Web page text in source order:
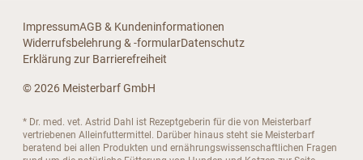
ImpressumAGB & Kundeninformationen
Widerrufsbelehrung & -formularDatenschutz
Erklärung zur Barrierefreiheit
© 2026 Meisterbarf GmbH
* Dr. med. vet. Astrid Dahl ist Rezeptgeberin für die von Meisterbarf
vertriebenen Alleinfuttermittel. Darüber hinaus steht sie Meisterbarf
beratend bei allen Produkten und ernährungswissenschaftlichen Fragen